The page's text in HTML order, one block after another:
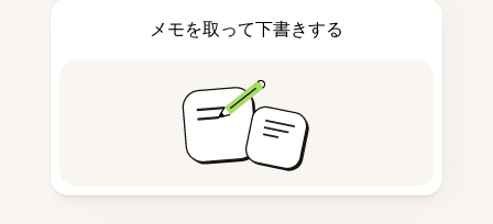
メモを取って下書きする